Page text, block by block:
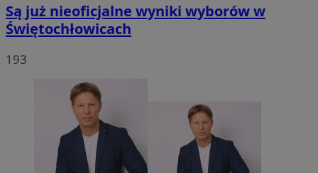
Są już nieoficjalne wyniki wyborów w
Świętochłowicach
193